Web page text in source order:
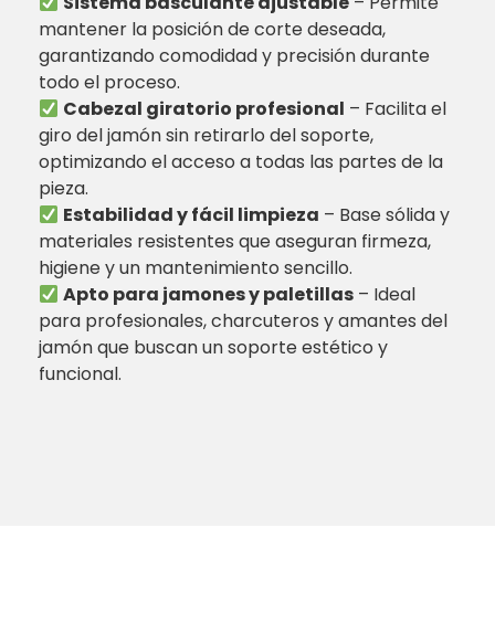
mantener la posición de corte deseada,
garantizando comodidad y precisión durante
todo el proceso.
Cabezal giratorio profesional – Facilita el
giro del jamón sin retirarlo del soporte,
optimizando el acceso a todas las partes de la
pieza.
Estabilidad y fácil limpieza – Base sólida y
materiales resistentes que aseguran firmeza,
higiene y un mantenimiento sencillo.
Apto para jamones y paletillas – Ideal
para profesionales, charcuteros y amantes del
jamón que buscan un soporte estético y
funcional.